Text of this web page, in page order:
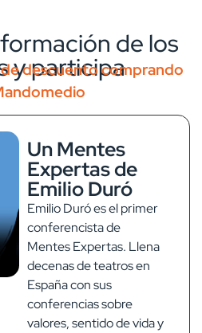
de los
y participa
descuento comprando
Un Mentes
Expertas de
Emilio Duró
Emilio Duró es el primer
conferencista de
Mentes Expertas. Llena
decenas de teatros en
España con sus
conferencias sobre
valores, sentido de vida y